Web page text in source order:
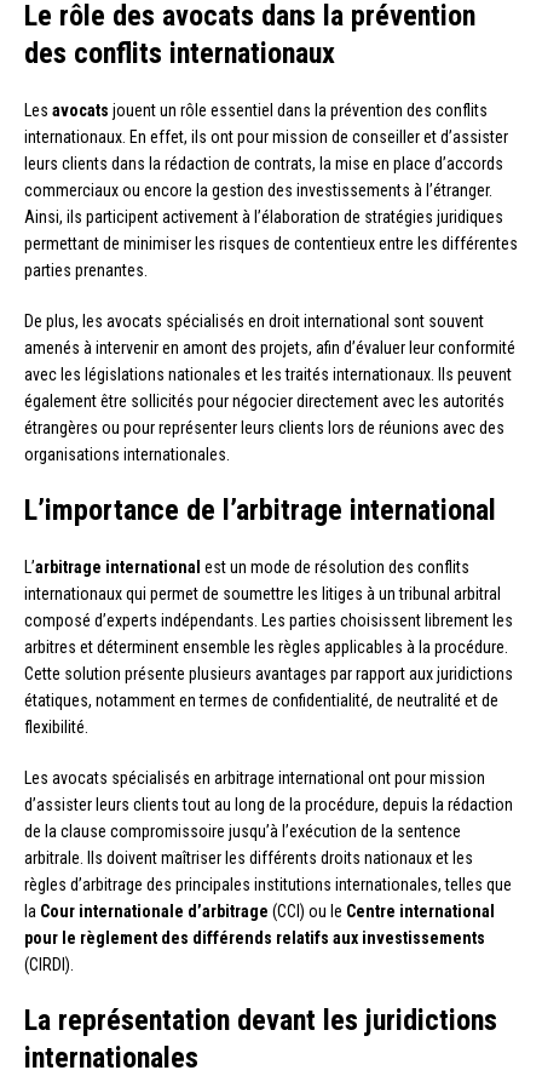
Le rôle des avocats dans la prévention
des conflits internationaux
Les avocats jouent un rôle essentiel dans la prévention des conflits
internationaux. En effet, ils ont pour mission de conseiller et d’assister
leurs clients dans la rédaction de contrats, la mise en place d’accords
commerciaux ou encore la gestion des investissements à l’étranger.
Ainsi, ils participent activement à l’élaboration de stratégies juridiques
permettant de minimiser les risques de contentieux entre les différentes
parties prenantes.
De plus, les avocats spécialisés en droit international sont souvent
amenés à intervenir en amont des projets, afin d’évaluer leur conformité
avec les législations nationales et les traités internationaux. Ils peuvent
également être sollicités pour négocier directement avec les autorités
étrangères ou pour représenter leurs clients lors de réunions avec des
organisations internationales.
L’importance de l’arbitrage international
L’arbitrage international est un mode de résolution des conflits
internationaux qui permet de soumettre les litiges à un tribunal arbitral
composé d’experts indépendants. Les parties choisissent librement les
arbitres et déterminent ensemble les règles applicables à la procédure.
Cette solution présente plusieurs avantages par rapport aux juridictions
étatiques, notamment en termes de confidentialité, de neutralité et de
flexibilité.
Les avocats spécialisés en arbitrage international ont pour mission
d’assister leurs clients tout au long de la procédure, depuis la rédaction
de la clause compromissoire jusqu’à l’exécution de la sentence
arbitrale. Ils doivent maîtriser les différents droits nationaux et les
règles d’arbitrage des principales institutions internationales, telles que
la Cour internationale d’arbitrage (CCI) ou le Centre international
pour le règlement des différends relatifs aux investissements
(CIRDI).
La représentation devant les juridictions
internationales